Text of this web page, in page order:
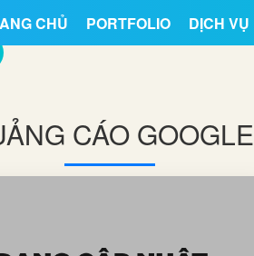
CHỦ PORTFOLIO DỊCH VỤ
CÁO GOOGLE